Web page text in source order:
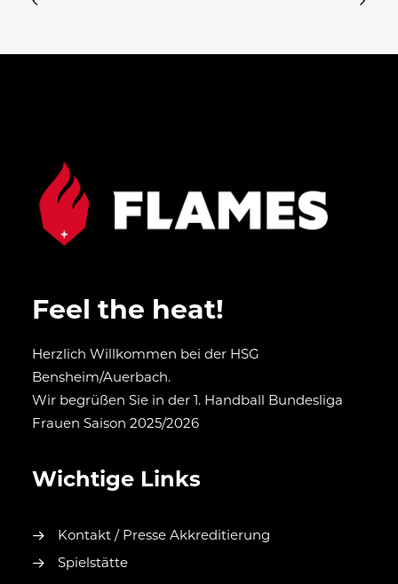
Feel the heat!
Herzlich Willkommen bei der HSG
Bensheim/Auerbach.
Wir begrüßen Sie in der 1. Handball Bundesliga
Frauen Saison 2025/2026
Wichtige Links
Kontakt / Presse Akkreditierung
Spielstätte